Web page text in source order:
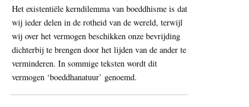
Het existentiële kerndilemma van boeddhisme is dat
wij ieder delen in de rotheid van de wereld, terwijl
wij over het vermogen beschikken onze bevrijding
dichterbij te brengen door het lijden van de ander te
verminderen. In sommige teksten wordt dit
vermogen ‘boeddhanatuur’ genoemd.